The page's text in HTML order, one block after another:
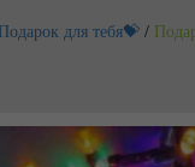
Подарок для тебя💝/